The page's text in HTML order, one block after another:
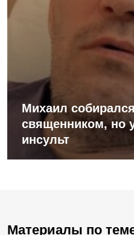
Михаил
священником, но
инсульт
Материалы по